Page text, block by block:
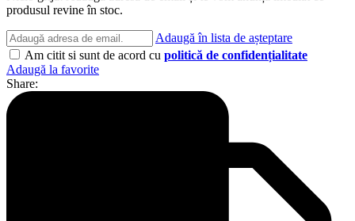
produsul revine în stoc.
Adaugă în lista de așteptare
Am citit si sunt de acord cu politică de confidențialitate
Adaugă la favorite
Share: